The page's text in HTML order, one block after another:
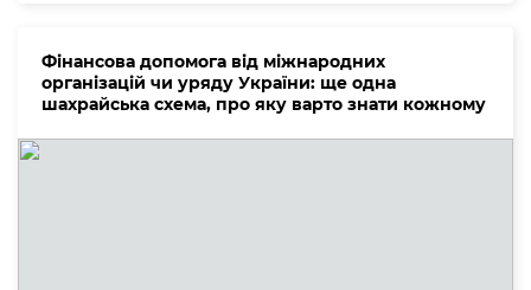
Фінансова допомога від міжнародних
організацій чи уряду України: ще одна
шахрайська схема, про яку варто знати кожному